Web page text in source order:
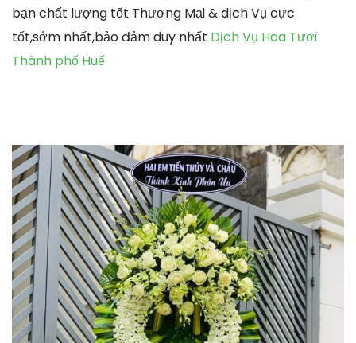
bạn chất lượng tốt Thương Mại & dịch Vụ cực
tốt,sớm nhất,bảo đảm duy nhất Dịch Vụ Hoa Tươi
Thành phố Huế